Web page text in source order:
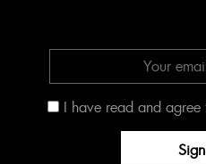
H Μαρία Καλογεροπούλου,
διάσημη στον κόσμο της όπερας
της και παραμένει ακόμη και
από πολλά χρόνια σκληρής
χρησιμοποιήσει τη φωνή της με
σχεδόν κάθε γυναικείο
I have read and agree